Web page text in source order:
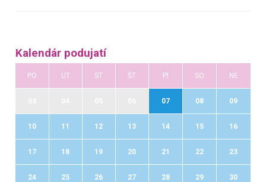
Kalendár podujatí
PO UT ST ŠT PI SO NE
07 08 09
10 11 12 13 14 15 16
17 18 19 20 21 22 23
24 25 26 27 28 29 30